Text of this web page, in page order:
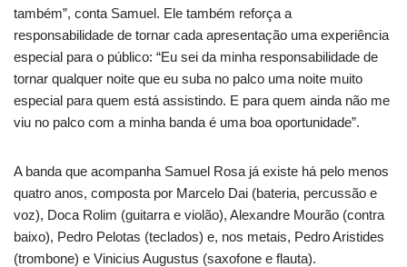
também”, conta Samuel. Ele também reforça a
responsabilidade de tornar cada apresentação uma experiência
especial para o público: “Eu sei da minha responsabilidade de
tornar qualquer noite que eu suba no palco uma noite muito
especial para quem está assistindo. E para quem ainda não me
viu no palco com a minha banda é uma boa oportunidade”.
A banda que acompanha Samuel Rosa já existe há pelo menos
quatro anos, composta por Marcelo Dai (bateria, percussão e
voz), Doca Rolim (guitarra e violão), Alexandre Mourão (contra
baixo), Pedro Pelotas (teclados) e, nos metais, Pedro Aristides
(trombone) e Vinicius Augustus (saxofone e flauta).